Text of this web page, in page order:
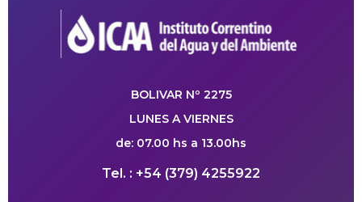
BOLIVAR Nº 2275
LUNES A VIERNES
de: 07.00 hs a 13.00hs
Tel. : +54 (379) 4255922